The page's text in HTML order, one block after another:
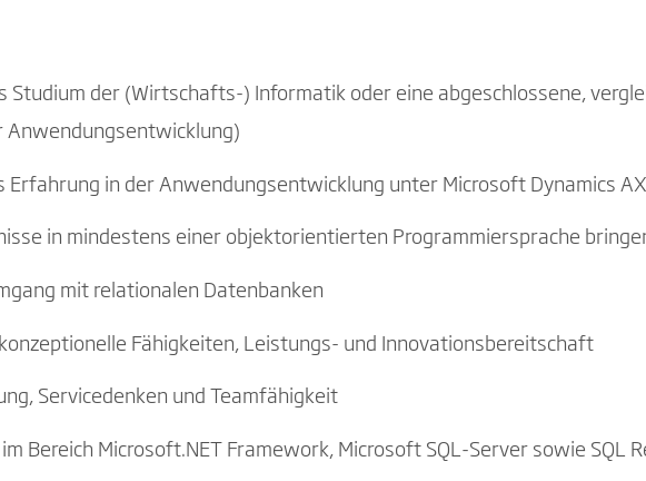
Studium der (Wirtschafts-) Informatik oder eine abgeschlossene,
Anwendungsentwicklung)
Erfahrung in der Anwendungsentwicklung unter Microsoft Dynamics
in mindestens einer objektorientierten Programmiersprache
mit relationalen Datenbanken
Fähigkeiten, Leistungs- und Innovationsbereitschaft
Servicedenken und Teamfähigkeit
Bereich Microsoft.NET Framework, Microsoft SQL-Server sowie SQL